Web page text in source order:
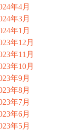
年4月
年3月
年1月
年12月
年11月
年10月
年9月
年8月
年7月
年6月
年5月